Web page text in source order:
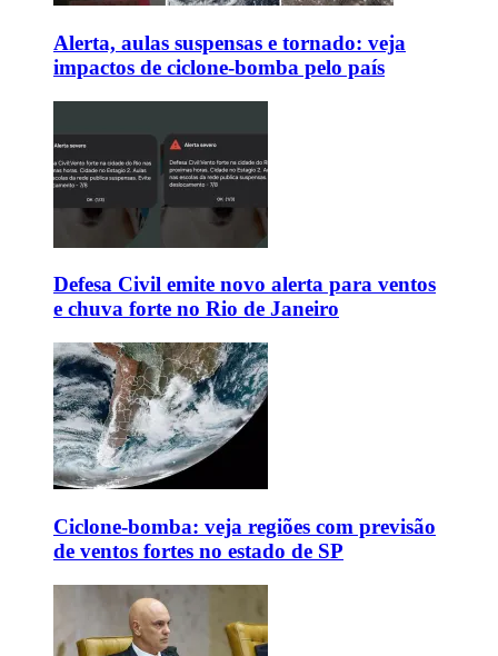
Alerta, aulas suspensas e tornado: veja
impactos de ciclone-bomba pelo país
Defesa Civil emite novo alerta para ventos
e chuva forte no Rio de Janeiro
Ciclone-bomba: veja regiões com previsão
de ventos fortes no estado de SP